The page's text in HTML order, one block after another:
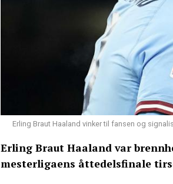
Erling Braut Haaland vinker til fansen og
Erling Braut Haaland var
mesterligaens åttedelsfinale